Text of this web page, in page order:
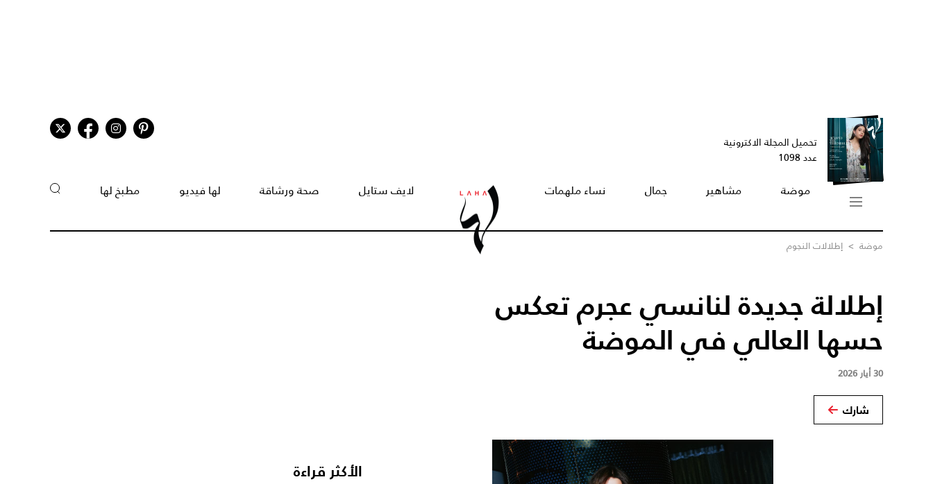
تحميل المجلة الاكترونية
عدد 1098
موضة مشاهير جمال نساء ملهمات لايف ستايل صحة ورشاقة لها فيديو مطبخ لها
موضة > إطلالات النجوم
إطلالة جديدة لنانسي عجرم تعكس
حسها العالي في الموضة
30 أيار 2026
شارك
الأكثر قراءة